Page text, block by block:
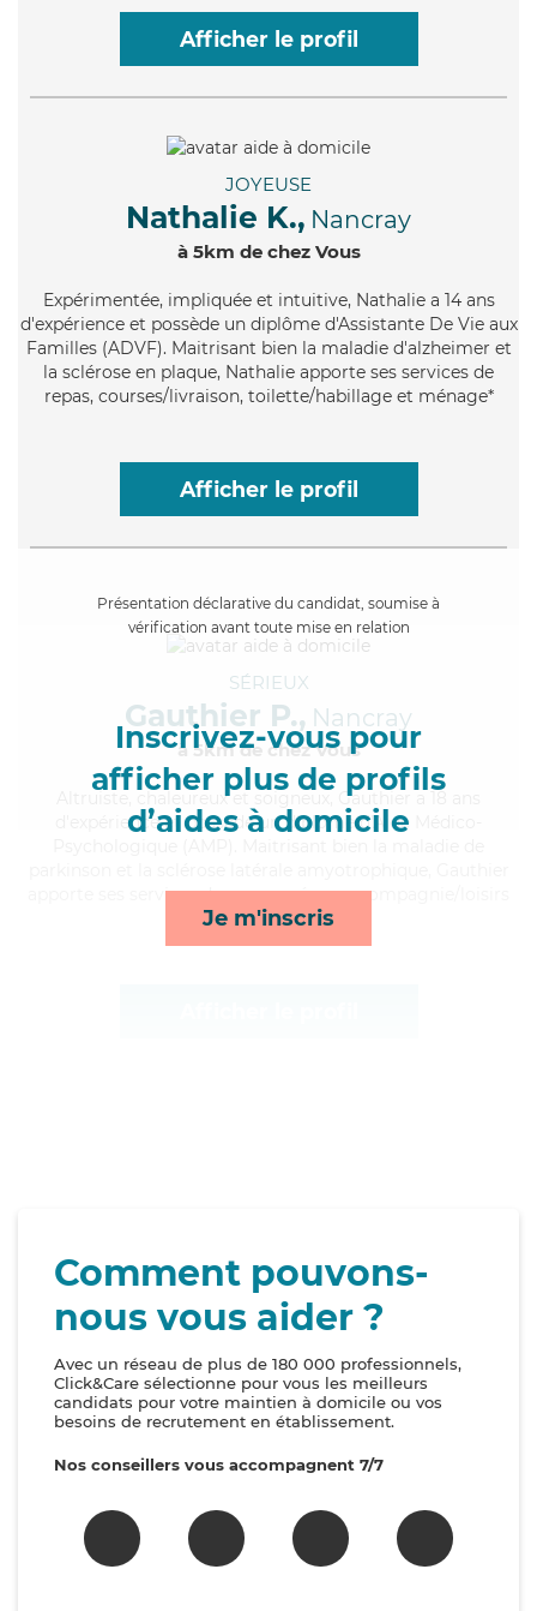
Afficher le profil
JOYEUSE
Nathalie K., Nancray
à 5km de chez Vous
Expérimentée, impliquée et intuitive, Nathalie a 14 ans
d'expérience et possède un diplôme d'Assistante De Vie aux
Familles (ADVF). Maitrisant bien la maladie d'alzheimer et
la sclérose en plaque, Nathalie apporte ses services de
repas, courses/livraison, toilette/habillage et ménage*
Afficher le profil
Présentation déclarative du candidat, soumise à
vérification avant toute mise en relation
Inscrivez-vous pour
afficher plus de profils
d’aides à domicile
Je m'inscris
SÉRIEUX
Gauthier P., Nancray
à 5km de chez Vous
, chaleureux et soigneux, Gauthier a 18 ans
d'expérience et possède un diplôme d'Aide Médico-
apporte ses services de repas, ménage, compagnie/loisirs
et transports*
Comment pouvons-
nous vous aider ?
Avec un réseau de plus de 180 000 professionnels,
Click&Care sélectionne pour vous les meilleurs
candidats pour votre maintien à domicile ou vos
besoins de recrutement en établissement.
Nos conseillers vous accompagnent 7/7